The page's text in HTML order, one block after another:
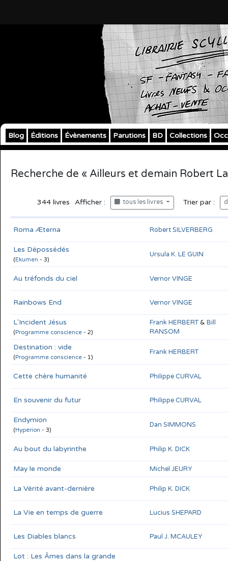
Blog Éditions Évènements Parutions BD Collections
Recherche de « Ailleurs et demain Robert
344 livres Afficher : tous les livres Trier par :
Roma Æterna Robert SILVERBERG
Les Dépossédés
(Ekumen - 3)
Ursula K. LE GUIN
Au tréfonds du ciel Vernor VINGE
Rainbows End Vernor VINGE
L'Incident Jésus
(Programme conscience - 2)
Frank HERBERT& Bill
RANSOM
Destination : vide
(Programme conscience - 1)
Frank HERBERT
Cette chère humanité Philippe CURVAL
En souvenir du futur Philippe CURVAL
Endymion
(Hypérion - 3)
Dan SIMMONS
Au bout du labyrinthe Philip K. DICK
May le monde Michel JEURY
La Vérité avant-dernière Philip K. DICK
La Vie en temps de guerre Lucius SHEPARD
Les Diables blancs Paul J. MCAULEY
Lot : Les Âmes dans la grande